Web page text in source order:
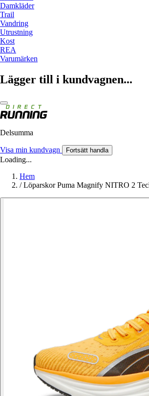
Damkläder
Trail
Vandring
Utrustning
Kost
REA
Varumärken
Lägger till i kundvagnen...
Delsumma
Visa min kundvagn Fortsätt handla
Loading...
Hem
/ Löparskor Puma Magnify NITRO 2